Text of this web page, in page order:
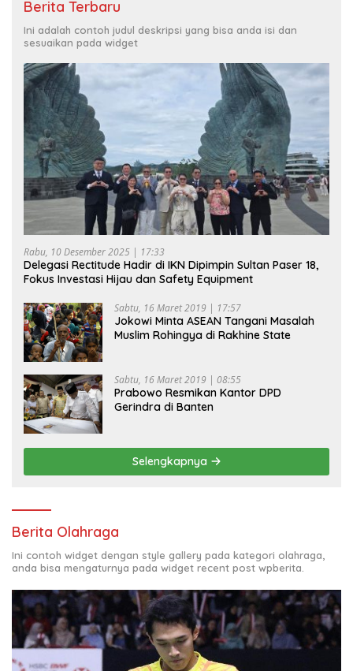
Berita Terbaru
Ini adalah contoh judul deskripsi yang bisa anda isi dan
sesuaikan pada widget
Rabu, 10 Desember 2025 | 17:33
Delegasi Rectitude Hadir di IKN Dipimpin Sultan Paser 18,
Fokus Investasi Hijau dan Safety Equipment
Sabtu, 16 Maret 2019 | 17:57
Jokowi Minta ASEAN Tangani Masalah
Muslim Rohingya di Rakhine State
Sabtu, 16 Maret 2019 | 08:55
Prabowo Resmikan Kantor DPD
Gerindra di Banten
Selengkapnya
Berita Olahraga
Ini contoh widget dengan style gallery pada kategori olahraga,
anda bisa mengaturnya pada widget recent post wpberita.